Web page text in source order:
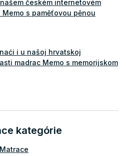
českém internetovém
s paměťovou pěnou
i u našoj hrvatskoj
madrac Memo s memorijskom
kategórie
Matrace